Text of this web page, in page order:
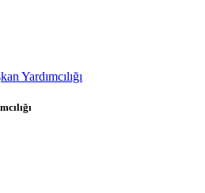
Yardımcılığı